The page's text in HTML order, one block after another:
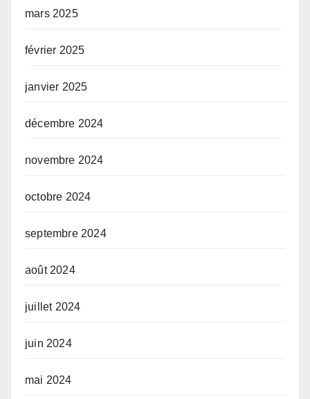
mars 2025
février 2025
janvier 2025
décembre 2024
novembre 2024
octobre 2024
septembre 2024
août 2024
juillet 2024
juin 2024
mai 2024